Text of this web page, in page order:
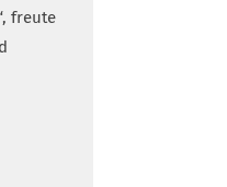
freute